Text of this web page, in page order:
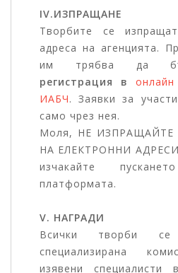
IV.ИЗПРАЩАНЕ
Творбите се
адреса на агенцията.
им трябва да
регистрация в
ИАБЧ. Заявки за
само чрез нея.
Моля, НЕ
НА ЕЛЕКТРОННИ
изчакайте
платформата.
V. НАГРАДИ
Всички творби
специализирана
изявени